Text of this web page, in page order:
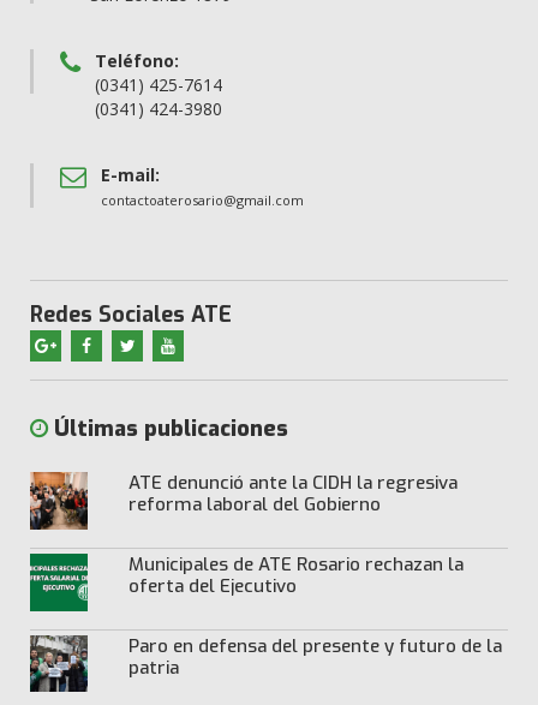
Teléfono:
(0341) 425-7614
(0341) 424-3980
E-mail:
contactoaterosario@gmail.com
Redes Sociales ATE
Últimas publicaciones
ATE denunció ante la CIDH la regresiva
reforma laboral del Gobierno
Municipales de ATE Rosario rechazan la
oferta del Ejecutivo
Paro en defensa del presente y futuro de la
patria